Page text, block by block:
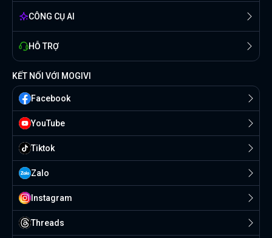
CÔNG CỤ AI
HỖ TRỢ
KẾT NỐI VỚI MOGIVI
Facebook
YouTube
Tiktok
Zalo
Instagram
Threads